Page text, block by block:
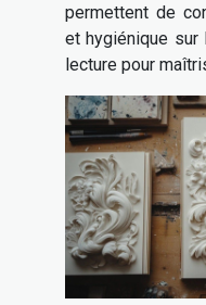
permettent de
et hygiénique sur
lecture pour